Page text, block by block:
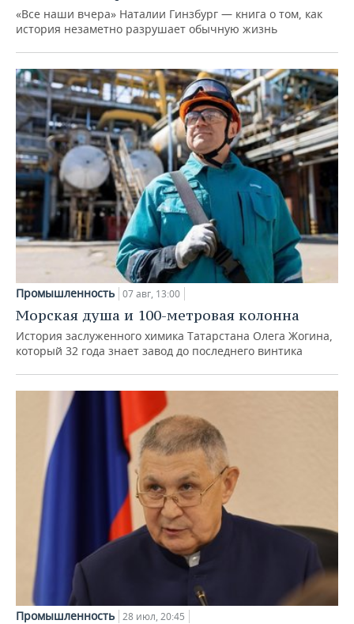
«Все наши вчера» Наталии Гинзбург — книга о том, как
история незаметно разрушает обычную жизнь
Промышленность 07 авг, 13:00
Морская душа и 100-метровая колонна
История заслуженного химика Татарстана Олега Жогина,
который 32 года знает завод до последнего винтика
Промышленность 28 июл, 20:45